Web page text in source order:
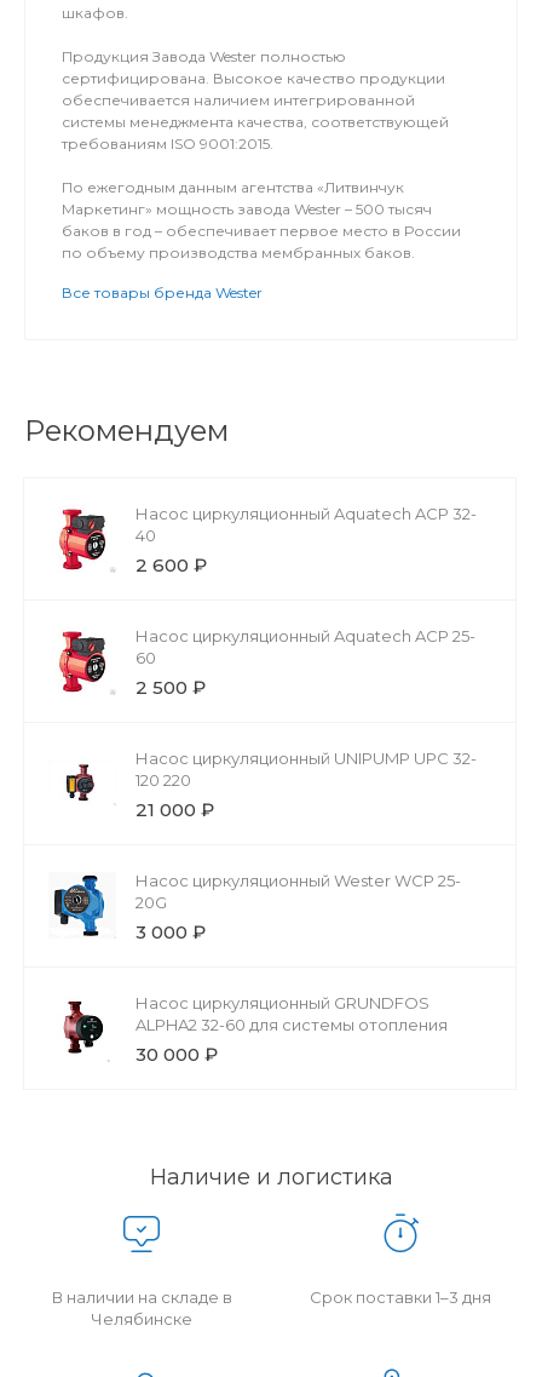
шкафов.
Продукция Завода Wester полностью
сертифицирована. Высокое качество продукции
обеспечивается наличием интегрированной
системы менеджмента качества, соответствующей
требованиям ISO 9001:2015.
По ежегодным данным агентства «Литвинчук
Маркетинг» мощность завода Wester – 500 тысяч
баков в год – обеспечивает первое место в России
по объему производства мембранных баков.
Все товары бренда Wester
Рекомендуем
Насос циркуляционный Aquatech ACP 32-
40
2 600 ₽
Насос циркуляционный Aquatech ACP 25-
60
2 500 ₽
Насос циркуляционный UNIPUMP UPС 32-
120 220
21 000 ₽
Насос циркуляционный Wester WCP 25-
20G
3 000 ₽
Насос циркуляционный GRUNDFOS
ALPHA2 32-60 для системы отопления
30 000 ₽
Наличие и логистика
В наличии на складе в
Челябинске
Срок поставки 1–3 дня